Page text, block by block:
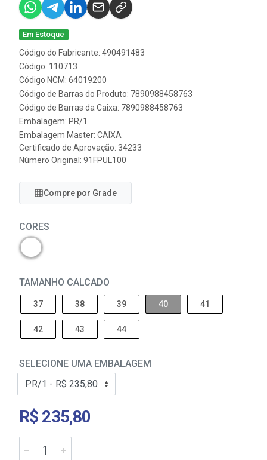
Em Estoque
Código do Fabricante: 490491483
Código: 110713
Código NCM: 64019200
Código de Barras do Produto: 7890988458763
Código de Barras da Caixa: 7890988458763
Embalagem: PR/1
Embalagem Master: CAIXA
Certificado de Aprovação: 34233
Número Original: 91FPUL100
Compre por Grade
CORES
TAMANHO CALCADO
37 38 39 40 41
42 43 44
SELECIONE UMA EMBALAGEM
R$ 235,80